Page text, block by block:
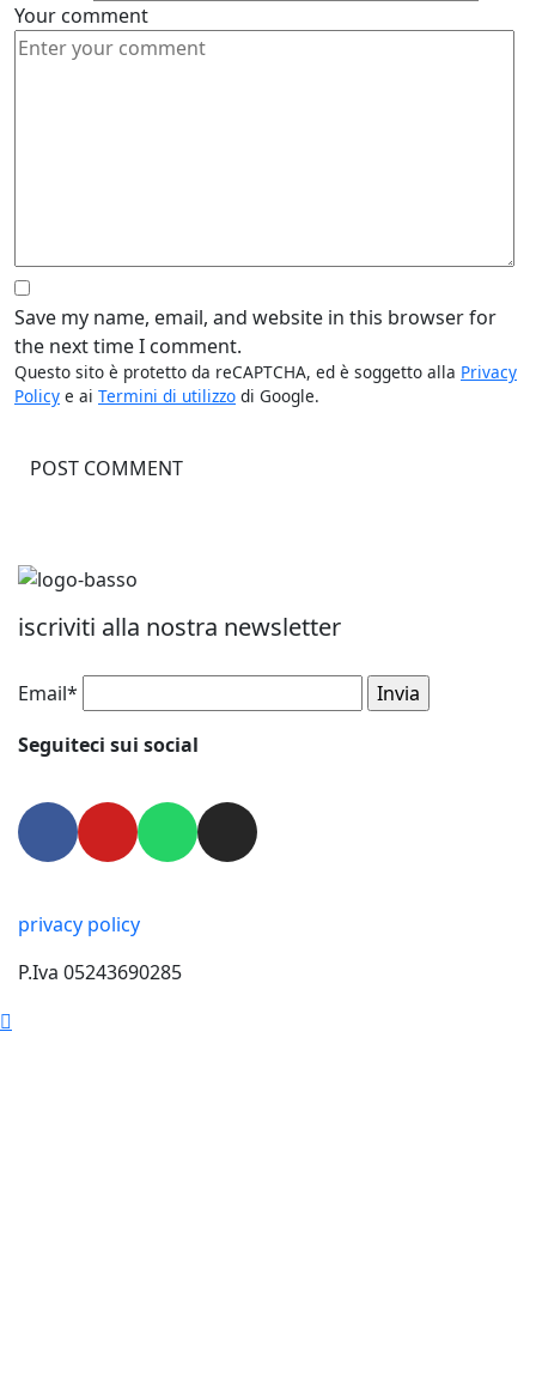
Your comment
Save my name, email, and website in this browser for
the next time I comment.
Questo sito è protetto da reCAPTCHA, ed è soggetto alla Privacy
Policy e ai Termini di utilizzo di Google.
iscriviti alla nostra newsletter
Email*
Seguiteci sui social
privacy policy
P.Iva 05243690285